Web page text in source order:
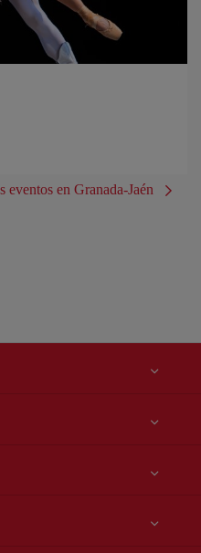
eventos en Granada-Jaén